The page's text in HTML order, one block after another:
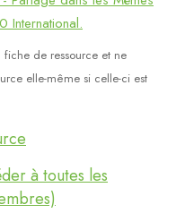
International.
de ressource et ne
elle-même si celle-ci est
à toutes les